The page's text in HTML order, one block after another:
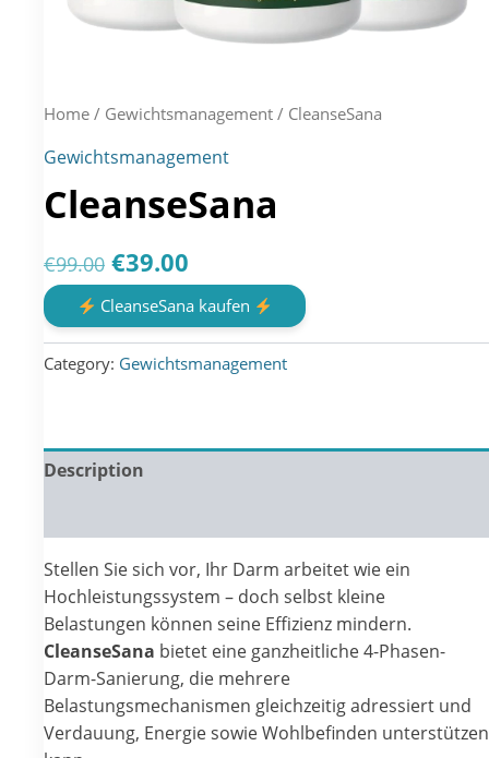
Home / Gewichtsmanagement / CleanseSana
Gewichtsmanagement
CleanseSana
€99.00 Original
price
was:
€99.00.
€39.00
price
is:
€39.00.
CleanseSana kaufen
Category: Gewichtsmanagement
Description
Stellen Sie sich vor, Ihr Darm arbeitet wie ein
Hochleistungssystem – doch selbst kleine
Belastungen können seine Effizienz mindern.
CleanseSana bietet eine ganzheitliche 4-Phasen-
Darm-Sanierung, die mehrere
Belastungsmechanismen gleichzeitig adressiert und
Verdauung, Energie sowie Wohlbefinden unterstützen